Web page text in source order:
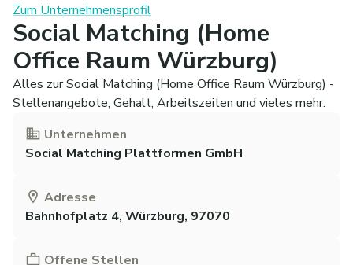
Zum Unternehmensprofil
Social Matching (Home
Office Raum Würzburg)
Alles zur Social Matching (Home Office Raum Würzburg) -
Stellenangebote, Gehalt, Arbeitszeiten und vieles mehr.
Unternehmen
Social Matching Plattformen GmbH
Adresse
Bahnhofplatz 4, Würzburg, 97070
Offene Stellen